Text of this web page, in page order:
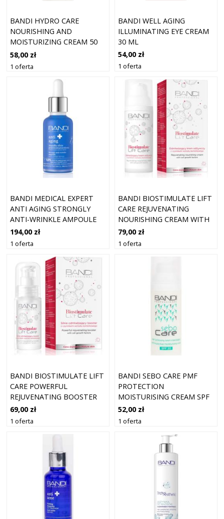
BANDI HYDRO CARE
NOURISHING AND
MOISTURIZING CREAM 50
ML
58,00 zł
1 oferta
BANDI WELL AGING
ILLUMINATING EYE CREAM
30 ML
54,00 zł
1 oferta
BANDI MEDICAL EXPERT
ANTI AGING STRONGLY
ANTI-WRINKLE AMPOULE
WITH COP
194,00 zł
1 oferta
BANDI BIOSTIMULATE LIFT
CARE REJUVENATING
NOURISHING CREAM WITH
CELL G
79,00 zł
1 oferta
BANDI BIOSTIMULATE LIFT
CARE POWERFUL
REJUVENATING BOOSTER
WITH CELL G
69,00 zł
1 oferta
BANDI SEBO CARE PMF
PROTECTION
MOISTURISING CREAM SPF
20 50 ML
52,00 zł
1 oferta